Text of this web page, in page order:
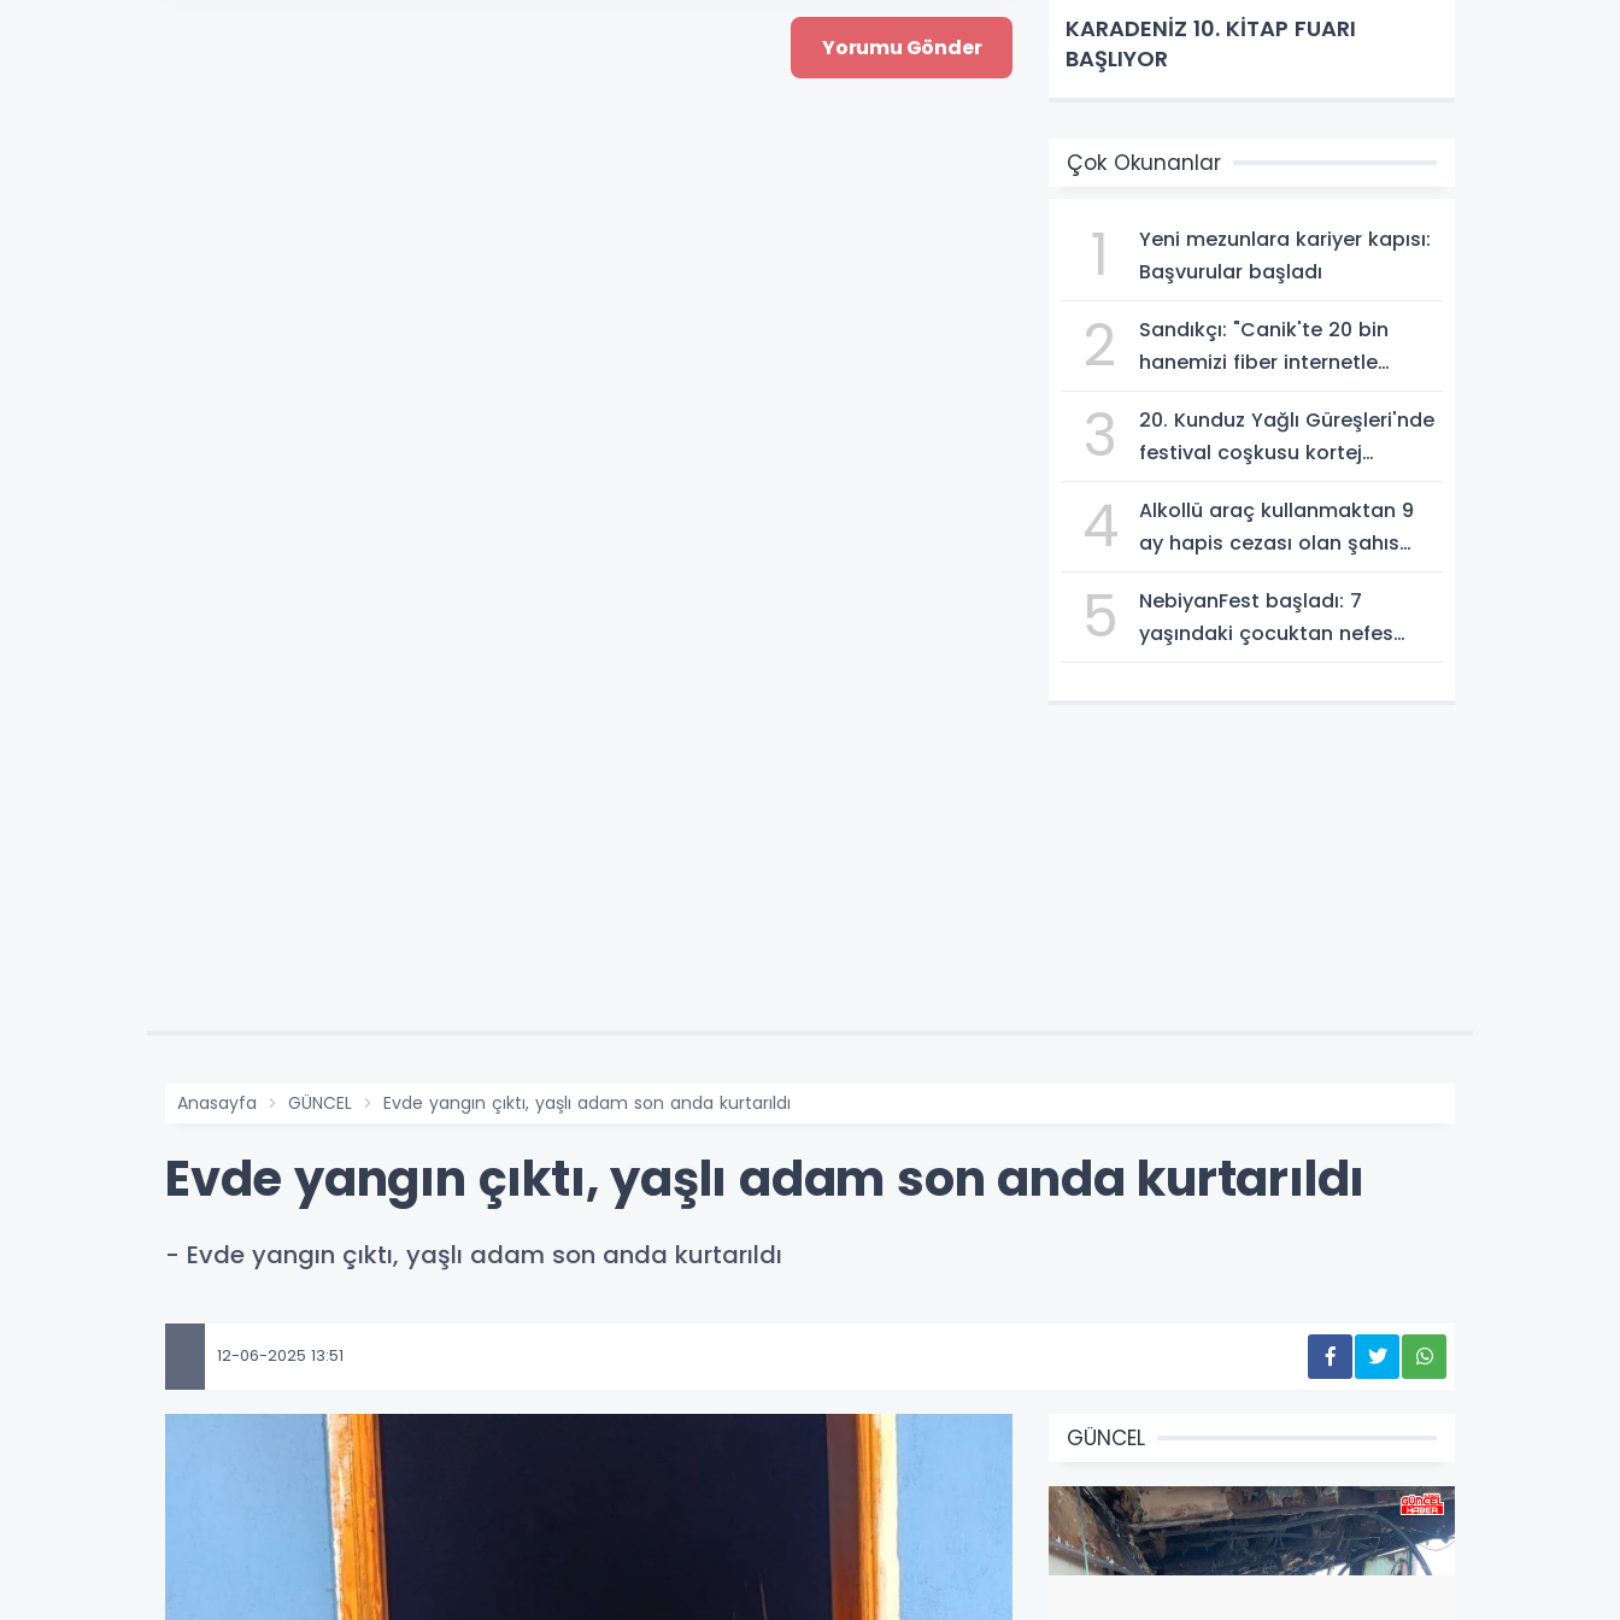
KARADENİZ 10. KİTAP FUARI
BAŞLIYOR
Çok Okunanlar
1
Yeni mezunlara kariyer kapısı:
Başvurular başladı
2
Sandıkçı: "Canik'te 20 bin
hanemizi fiber internetle
3
20. Kunduz Yağlı Güreşleri'nde
festival coşkusu kortej
4
Alkollü araç kullanmaktan 9
ay hapis cezası olan şahıs
5
NebiyanFest başladı: 7
yaşındaki çocuktan nefes
Anasayfa GÜNCEL Evde yangın çıktı, yaşlı adam son anda kurtarıldı
Evde yangın çıktı, yaşlı adam son anda kurtarıldı
- Evde yangın çıktı, yaşlı adam son anda kurtarıldı
12-06-2025 13:51
GÜNCEL